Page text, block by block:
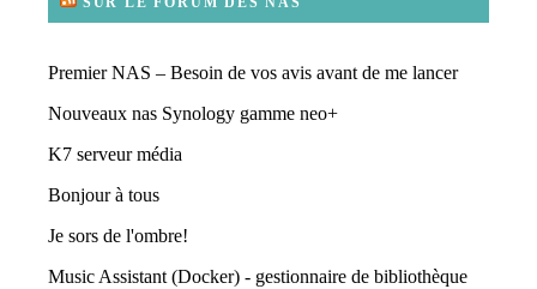
Premier NAS – Besoin de vos avis avant de me lancer
Nouveaux nas Synology gamme neo+
K7 serveur média
Bonjour à tous
Je sors de l'ombre!
Music Assistant (Docker) - gestionnaire de bibliothèque